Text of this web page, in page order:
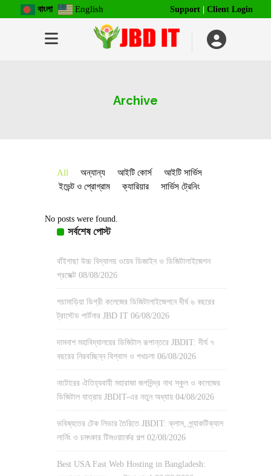
বাংলা English Support Client Login
Archive
All অন্যান্য আইটি কোর্স
আইটি সার্ভিস
ইভেন্ট ও প্রোগ্রাম
ক্যারিয়ার সার্ভিস ট্রেনিং
No posts were found.
সর্বশেষ পোস্ট
বাঁইগাছা উচ্চ বিদ্যালয় ওয়েব ডিজাইন ও ডিজিটালাইজেশন
প্রজেক্ট 08/08/2026
পচামাড়িয়া ডিগ্রী কলেজের ডিজিটালাইজেশনে দীর্ঘ ৬ বছরের
ট্রাস্টেড পার্টনার JBD IT 06/08/2026
দামনাশ মহাবিদ্যালয়ের ডিজিটাল রূপান্তরে JBDIT: দীর্ঘ ৭
বছরের নিরবচ্ছিন্ন বিশ্বাস ও পথচলা 06/08/2026
নাটোরের ঐতিহ্যবাহী মহারাজা জগদিন্দ্র নাথ স্কুল ও কলেজের
ডিজিটাল যাত্রায় JBDIT-এর নতুন অধ্যায় 04/08/2026
ভবিষ্যতের টেক লিডার তৈরিতে JBDIT: ক্লাস, প্র্যাকটিক্যাল
লার্নিং ও চমৎকার টিমওয়ার্কের গল্প 02/08/2026
Best USA Fast Web Hosting in Bangladesh: